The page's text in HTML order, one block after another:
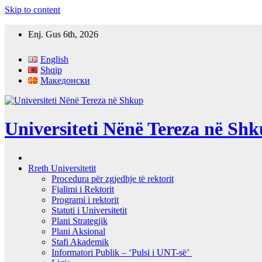
Skip to content
Enj. Gus 6th, 2026
English
Shqip
Македонски
Universiteti Nënë Tereza në
Rreth Universitetit
Procedura për zgjedhje të rektorit
Fjalimi i Rektorit
Programi i rektorit
Statuti i Universitetit
Plani Strategjik
Plani Aksional
Stafi Akademik
Informatori Publik – ‘Pulsi i UNT-së’